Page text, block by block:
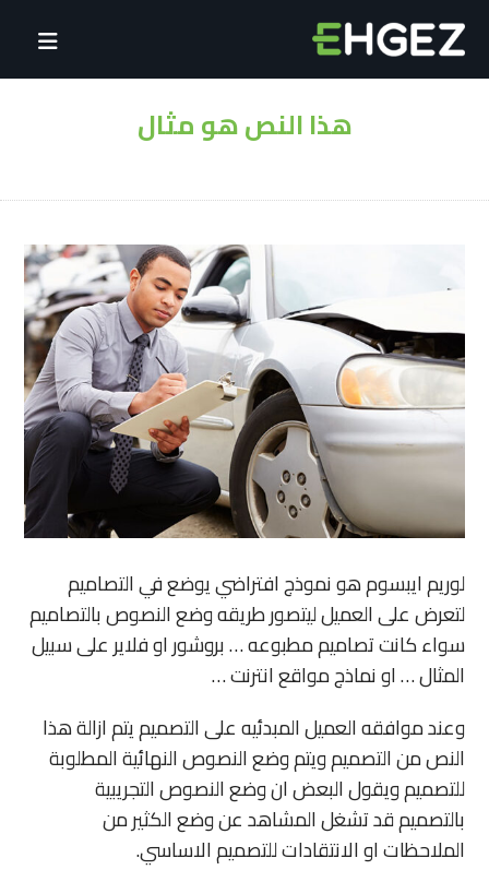
هذا النص هو مثال
لوريم ايبسوم هو نموذج افتراضي يوضع في التصاميم
لتعرض على العميل ليتصور طريقه وضع النصوص بالتصاميم
سواء كانت تصاميم مطبوعه … بروشور او فلاير على سبيل
المثال … او نماذج مواقع انترنت …
وعند موافقه العميل المبدئيه على التصميم يتم ازالة هذا
النص من التصميم ويتم وضع النصوص النهائية المطلوبة
للتصميم ويقول البعض ان وضع النصوص التجريبية
بالتصميم قد تشغل المشاهد عن وضع الكثير من
الملاحظات او الانتقادات للتصميم الاساسي.